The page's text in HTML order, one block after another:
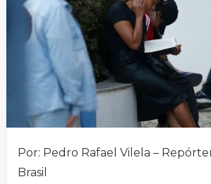
Por: Pedro Rafael Vilela –
Brasil